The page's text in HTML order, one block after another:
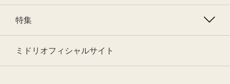
特集
ミドリオフィシャルサイト